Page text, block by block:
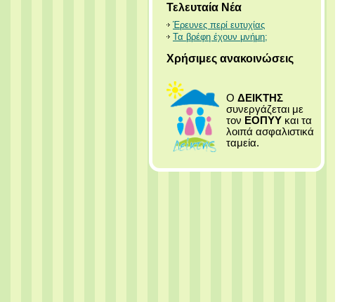
Τελευταία Νέα
Έρευνες περί ευτυχίας
Τα βρέφη έχουν μνήμη;
Χρήσιμες ανακοινώσεις
Ο ΔΕΙΚΤΗΣ
συνεργάζεται με
τον ΕΟΠΥΥ και τα
λοιπά ασφαλιστικά
ταμεία.